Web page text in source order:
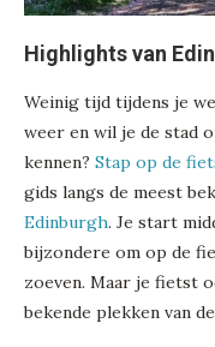
Highlights van
Weinig tijd tijdens je
weer en wil je de stad
kennen? Stap op de
gids langs de meest
Edinburgh. Je start
bijzondere om op de
zoeven. Maar je fietst
bekende plekken van